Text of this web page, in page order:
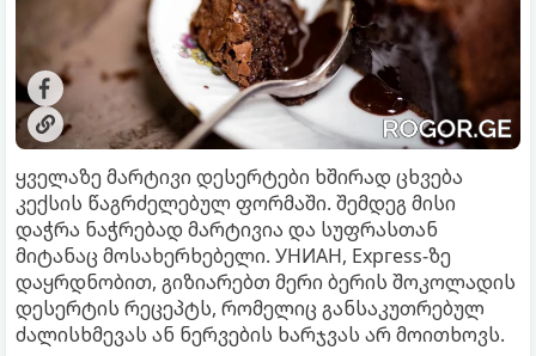
ყველაზე მარტივი დესერტები ხშირად ცხვება
კექსის წაგრძელებულ ფორმაში. შემდეგ მისი
დაჭრა ნაჭრებად მარტივია და სუფრასთან
მიტანაც მოსახერხებელი. УНИАН, Ехргеѕѕ-ზე
დაყრდნობით, გიზიარებთ მერი ბერის შოკოლადის
დესერტის რეცეპტს, რომელიც განსაკუთრებულ
ძალისხმევას ან ნერვების ხარჯვას არ მოითხოვს.